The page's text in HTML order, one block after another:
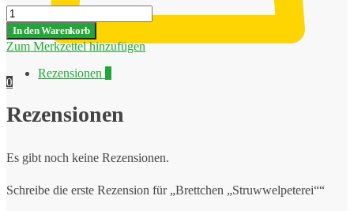
0
Brettchen
"Struwwelpeterei"
Menge
In den Warenkorb
Zum Merkzettel hinzufügen
Rezensionen
Rezensionen
Es gibt noch keine Rezensionen.
Schreibe die erste Rezension für „Brettchen „Struwwelpeterei““